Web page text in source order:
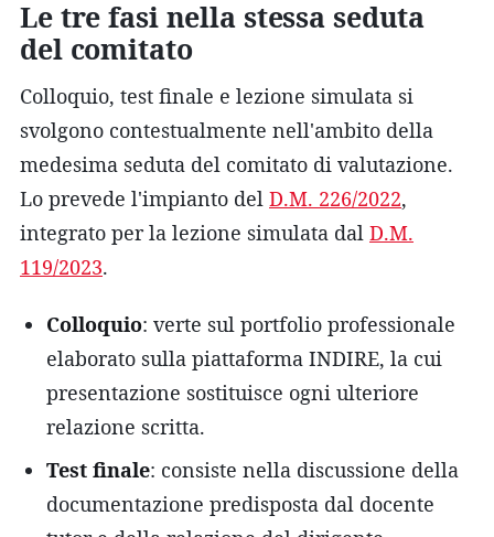
Le tre fasi nella stessa seduta
del comitato
Colloquio, test finale e lezione simulata si
svolgono contestualmente nell'ambito della
medesima seduta del comitato di valutazione.
Lo prevede l'impianto del D.M. 226/2022,
integrato per la lezione simulata dal D.M.
119/2023.
Colloquio: verte sul portfolio professionale
elaborato sulla piattaforma INDIRE, la cui
presentazione sostituisce ogni ulteriore
relazione scritta.
Test finale: consiste nella discussione della
documentazione predisposta dal docente